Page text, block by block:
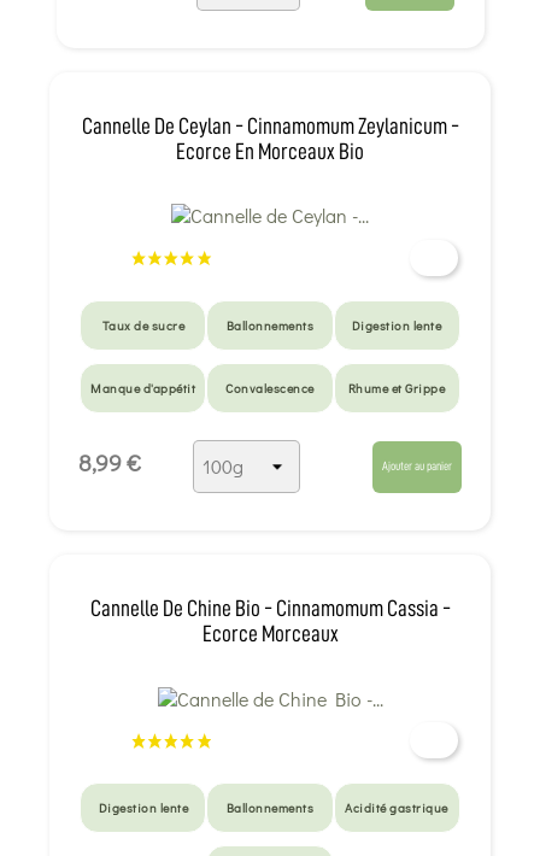
Cannelle De Ceylan - Cinnamomum Zeylanicum -
Ecorce En Morceaux Bio
Taux de sucre Ballonnements Digestion lente
Manque d'appétit Convalescence Rhume et Grippe
8,99 € Ajouter au panier
Cannelle De Chine Bio - Cinnamomum Cassia -
Ecorce Morceaux
Digestion lente Ballonnements Acidité gastrique